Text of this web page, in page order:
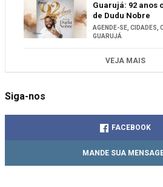
Guarujá: 92 anos
de Dudu Nobre
AGENDE-SE,CIDADES,
GUARUJÁ
VEJA MAIS
Siga-nos
FACEBOOK
MANDE SUA